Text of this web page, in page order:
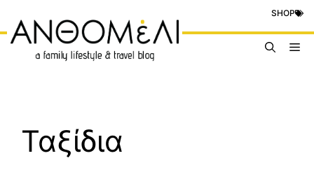
περιεχόμενο
SHOP
Ταξίδια